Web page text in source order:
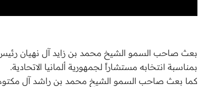
بعث صاحب السمو الشيخ محمد بن زايد آل نهيان رئيس
بمناسبة انتخابه مستشاراً لجمهورية ألمانيا الاتحادية.
كما بعث صاحب السمو الشيخ محمد بن راشد آل مكتوم